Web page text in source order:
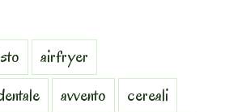
airfryer
avvento
cereali